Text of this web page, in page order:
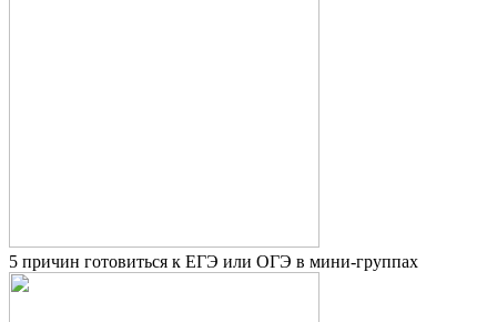
5 причин готовиться к ЕГЭ или ОГЭ в мини-группах